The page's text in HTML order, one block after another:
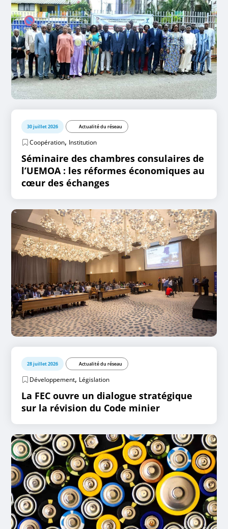
30 juillet 2026 Actualité du réseau
Coopération, Institution
Séminaire des chambres consulaires de
l’UEMOA : les réformes économiques au
cœur des échanges
28 juillet 2026 Actualité du réseau
Développement, Législation
La FEC ouvre un dialogue stratégique
sur la révision du Code minier